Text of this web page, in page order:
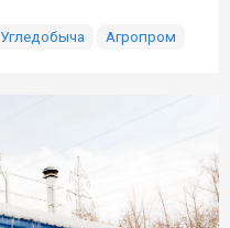
Угледобыча Агропром